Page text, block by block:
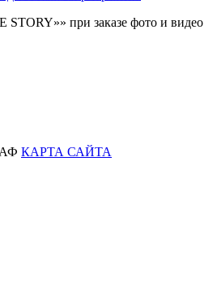
при заказе фото и видео
КАРТА САЙТА